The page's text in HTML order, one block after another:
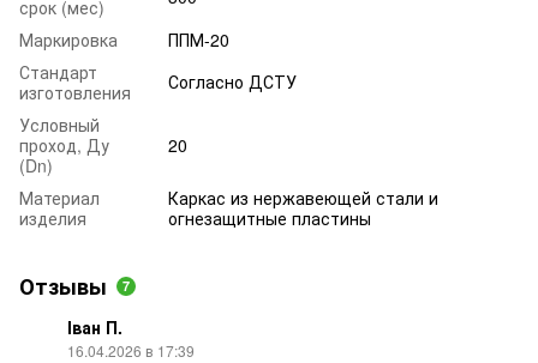
срок (мес)
Маркировка
ППМ-20
Стандарт
изготовления
Согласно ДСТУ
Условный
проход, Ду
(Dn)
20
Материал
изделия
Каркас из нержавеющей стали и
огнезащитные пластины
Отзывы 7
Іван П.
16.04.2026 в 17:39